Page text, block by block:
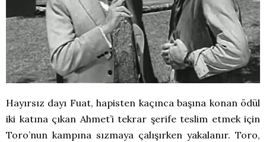
Hayırsız dayı Fuat, hapisten kaçınca başına konan ödül
iki katına çıkan Ahmet’i tekrar şerife teslim etmek için
Toro’nun kampına sızmaya çalışırken yakalanır. Toro,